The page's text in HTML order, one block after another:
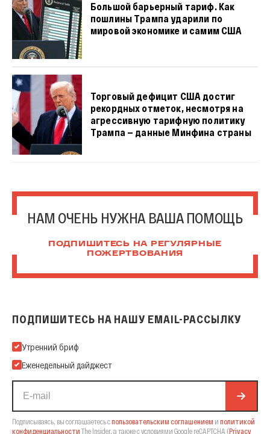
Большой барьерный тариф. Как
пошлины Трампа ударили по
мировой экономике и самим США
Торговый дефицит США достиг
рекордных отметок, несмотря на
агрессивную тарифную политику
Трампа — данные Минфина страны
НАМ ОЧЕНЬ НУЖНА ВАША ПОМОЩЬ
ПОДПИШИТЕСЬ НА РЕГУЛЯРНЫЕ
ПОЖЕРТВОВАНИЯ
ПОДПИШИТЕСЬ НА НАШУ EMAIL-РАССЫЛКУ
Подпишитесь на нашу Email-рассылку
Утренний бриф
Еженедельный дайджест
Подписываясь, вы соглашаетесь спользовательским соглашением и политикой
конфиденциальности The Insider, а также с условиями Google reCAPTCHA (Privacy